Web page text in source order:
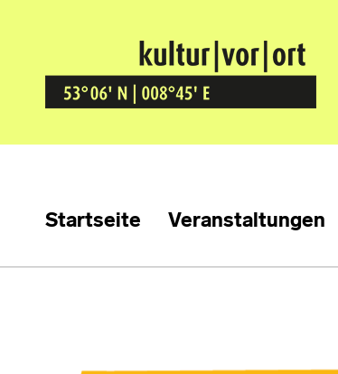
Kultur Vor Ort
BREMEN GRÖPELINGEN
Startseite Veranstaltungen